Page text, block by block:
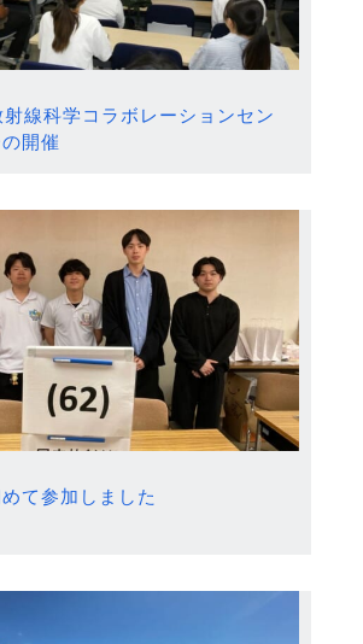
線科学コラボレーションセン
開催
て参加しました